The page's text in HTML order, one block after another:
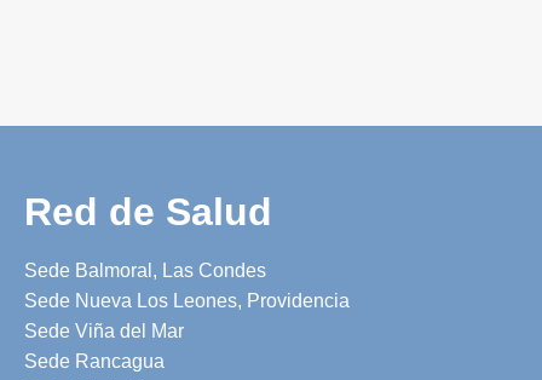
Red de Salud
Sede Balmoral, Las Condes
Sede Nueva Los Leones, Providencia
Sede Viña del Mar
Sede Rancagua